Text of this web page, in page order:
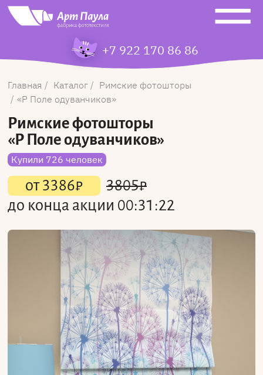
+7 922 170 86 86
Главная Каталог
Римские фотошторы
Р Поле одуванчиков
Римские фотошторы
«Р Поле одуванчиков»
Купили 726 человек
от3386₽ 3805₽
до конца акции 00:31:22